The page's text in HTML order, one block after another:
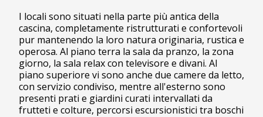
I locali sono situati nella parte più antica della
cascina, completamente ristrutturati e confortevoli
pur mantenendo la loro natura originaria, rustica e
operosa. Al piano terra la sala da pranzo, la zona
giorno, la sala relax con televisore e divani. Al
piano superiore vi sono anche due camere da letto,
con servizio condiviso, mentre all'esterno sono
presenti prati e giardini curati intervallati da
frutteti e colture, percorsi escursionistici tra boschi